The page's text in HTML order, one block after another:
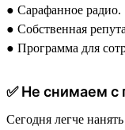
● Сарафанное радио.
● Собственная
● Программа для
✅ Не снимаем с
Сегодня легче